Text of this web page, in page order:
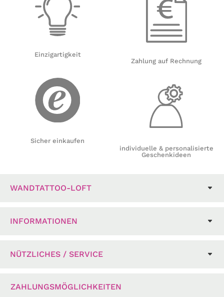
Einzigartigkeit
Sicher einkaufen
Zahlung auf Rechnung
individuelle & personalisierte
Geschenkideen
WANDTATTOO-LOFT
INFORMATIONEN
NÜTZLICHES / SERVICE
ZAHLUNGSMÖGLICHKEITEN